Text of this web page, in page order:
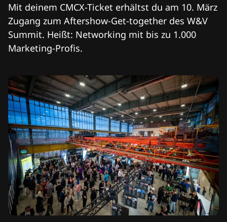
Mit deinem CMCX-Ticket erhältst du am 10. März
Zugang zum Aftershow-Get-together des W&V
Summit. Heißt: Networking mit bis zu 1.000
Marketing-Profis.